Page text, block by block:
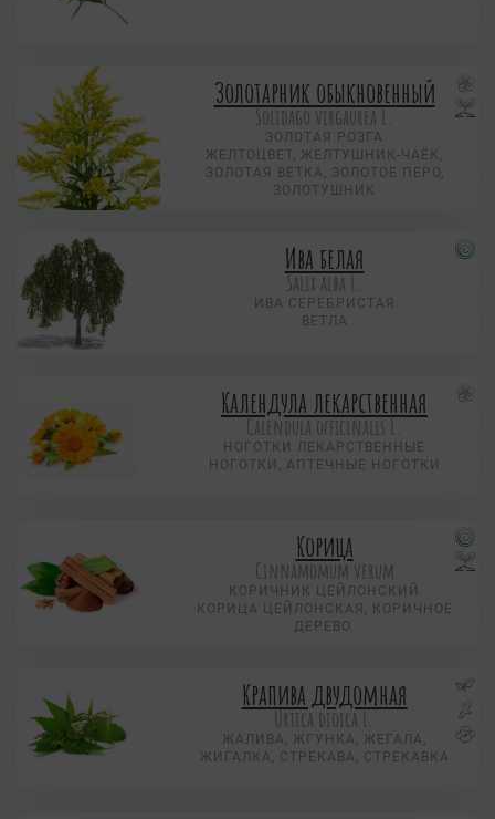
Золотарник обыкновенный
Solidago virgaurea L.
ЗОЛОТАЯ РОЗГА
ЖЕЛТОЦВЕТ, ЖЕЛТУШНИК-ЧАЁК,
ЗОЛОТАЯ ВЕТКА, ЗОЛОТОЕ ПЕРО,
ЗОЛОТУШНИК
Ива белая
Salix alba L.
ИВА СЕРЕБРИСТАЯ
ВЕТЛА
Календула лекарственная
Calendula officinalis L.
НОГОТКИ ЛЕКАРСТВЕННЫЕ
НОГОТКИ, АПТЕЧНЫЕ НОГОТКИ
Корица
Cinnamomum verum
КОРИЧНИК ЦЕЙЛОНСКИЙ
КОРИЦА ЦЕЙЛОНСКАЯ, КОРИЧНОЕ
ДЕРЕВО.
Крапива двудомная
Urtica dioica L.
ЖАЛИВА, ЖГУНКА, ЖЕГАЛА,
ЖИГАЛКА, СТРЕКАВА, СТРЕКАВКА